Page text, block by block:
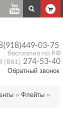
03-75
бесплатно по РФ
(861) 274-53-40
Обратный звонок
» Флейты »